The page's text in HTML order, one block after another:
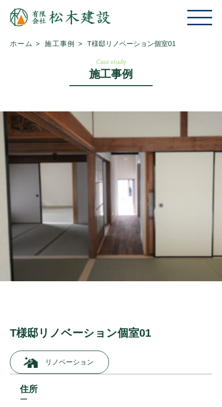
ホーム 施工事例 T様邸リノベーション個室01
Case study
施工事例
T様邸リノベーション個室01
リノベーション
住所
ー